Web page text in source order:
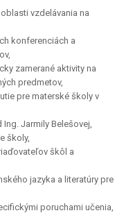
vzdelávania na
konferenciách a
zamerané aktivity na
predmetov,
pre materské školy v
Jarmily Belešovej,
školy,
škôl a
jazyka a literatúry pre
poruchami učenia,